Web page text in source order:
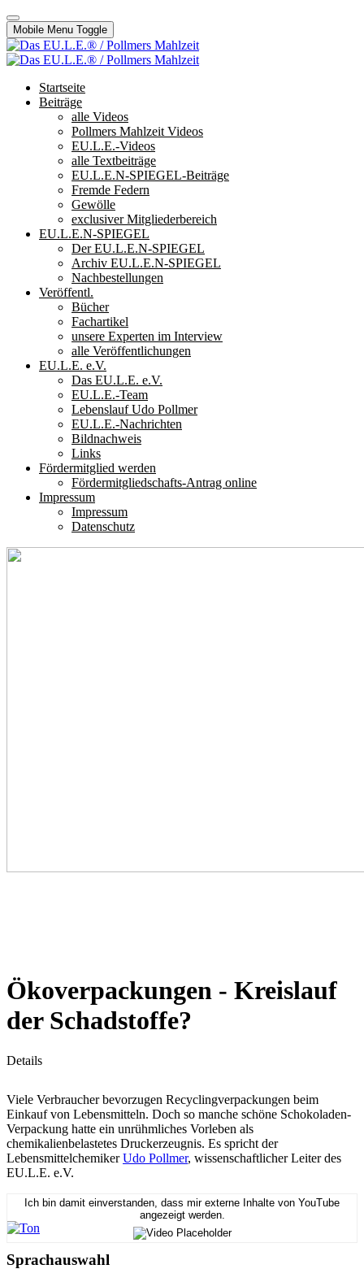
Mobile Menu Toggle
Startseite
Beiträge
alle Videos
Pollmers Mahlzeit Videos
EU.L.E.-Videos
alle Textbeiträge
EU.L.E.N-SPIEGEL-Beiträge
Fremde Federn
Gewölle
exclusiver Mitgliederbereich
EU.L.E.N-SPIEGEL
Der EU.L.E.N-SPIEGEL
Archiv EU.L.E.N-SPIEGEL
Nachbestellungen
Veröffentl.
Bücher
Fachartikel
unsere Experten im Interview
alle Veröffentlichungen
EU.L.E. e.V.
Das EU.L.E. e.V.
EU.L.E.-Team
Lebenslauf Udo Pollmer
EU.L.E.-Nachrichten
Bildnachweis
Links
Fördermitglied werden
Fördermitgliedschafts-Antrag online
Impressum
Impressum
Datenschutz
Ökoverpackungen - Kreislauf
der Schadstoffe?
Details
Viele Verbraucher bevorzugen Recyclingverpackungen beim
Einkauf von Lebensmitteln. Doch so manche schöne Schokoladen-
Verpackung hatte ein unrühmliches Vorleben als
chemikalienbelastetes Druckerzeugnis. Es spricht der
LebensmittelchemikerUdo Pollmer, wissenschaftlicher Leiter des
EU.L.E. e.V.
Ich bin damit einverstanden, dass mir externe Inhalte von YouTube
angezeigt werden.
Sprachauswahl